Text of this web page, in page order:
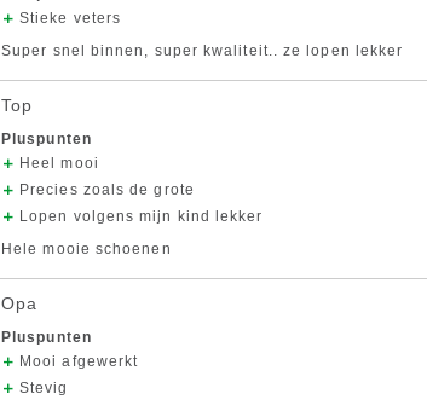
Stieke veters
Super snel binnen, super kwaliteit.. ze lopen lekker
Top
Pluspunten
Heel mooi
Precies zoals de grote
Lopen volgens mijn kind lekker
Hele mooie schoenen
Opa
Pluspunten
Mooi afgewerkt
Stevig